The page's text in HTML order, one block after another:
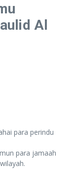
Al
para perindu
para jamaah